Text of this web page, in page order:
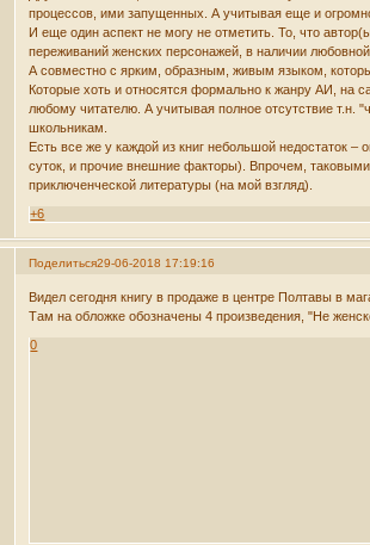
процессов, ими запущенных. А учитывая еще и
И еще один аспект не могу не отметить. То, что
переживаний женских персонажей, в наличии
А совместно с ярким, образным, живым языком,
Которые хоть и относятся формально к жанру АИ, на
любому читателю. А учитывая полное отсутствие т.н.
школьникам.
Есть все же у каждой из книг небольшой недостаток
суток, и прочие внешние факторы). Впрочем,
приключенческой литературы (на мой взгляд).
+6
Поделиться29-06-2018 17:19:16
Видел сегодня книгу в продаже в центре Полтавы в
Там на обложке обозначены 4 произведения, "Не
0